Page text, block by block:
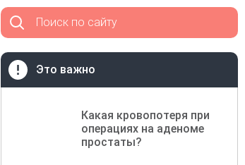
Поиск по сайту
Это важно
Какая кровопотеря при
операциях на аденоме
простаты?